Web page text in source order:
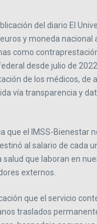
del diario El
y moneda nacional
como
desde julio de
de los médicos, de
vía transparencia y
que el IMSS-Bienestar
al salario de cada
que laboran en
externos.
que el servicio
traslados